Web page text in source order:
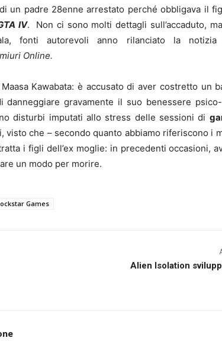
un padre 28enne arrestato perché obbligava il
IV. Non ci sono molti dettagli sull’accaduto,
fonti autorevoli anno rilanciato la notizia
Online.
Kawabata: è accusato di aver costretto un
gravamente il suo benessere
disturbi imputati allo stress delle sessioni di
visto che – secondo quanto abbiamo riferiscono i
i figli dell’ex moglie: in precedenti occasioni,
un modo per morire.
Games
Alien Isolation